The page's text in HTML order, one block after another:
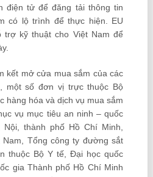
điện tử để đăng tải thông tin
có lộ trình để thực hiện. EU
trợ kỹ thuật cho Việt Nam để
kết mở cửa mua sắm của các
một số đơn vị trực thuộc Bộ
hàng hóa và dịch vụ mua sắm
vụ mục tiêu an ninh – quốc
Nội, thành phố Hồ Chí Minh,
Tổng công ty đường sắt
thuộc Bộ Y tế, Đại học quốc
gia Thành phố Hồ Chí Minh